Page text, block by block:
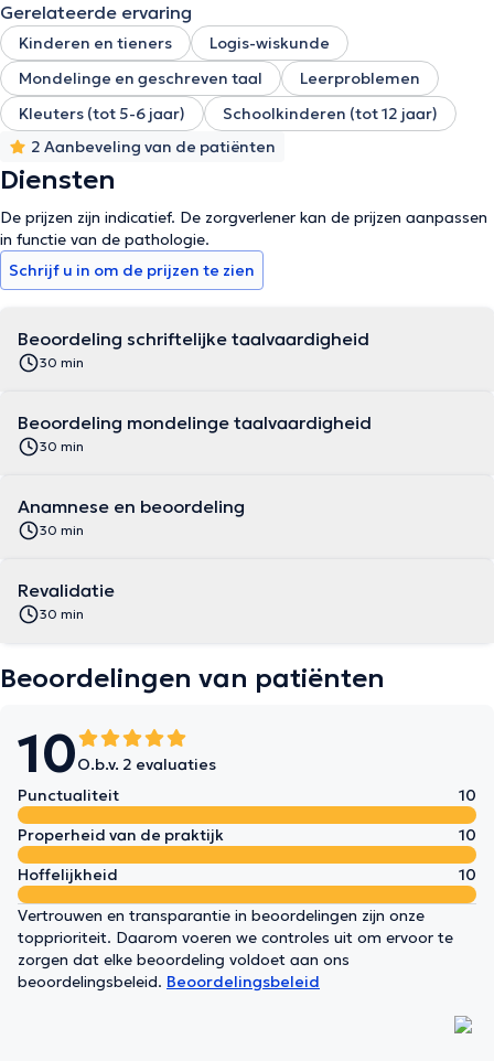
Gerelateerde ervaring
Kinderen en tieners
Logis-wiskunde
Mondelinge en geschreven taal
Leerproblemen
Kleuters (tot 5-6 jaar)
Schoolkinderen (tot 12 jaar)
2 Aanbeveling van de patiënten
Diensten
De prijzen zijn indicatief. De zorgverlener kan de prijzen aanpassen
in functie van de pathologie.
Schrijf u in om de prijzen te zien
Beoordeling schriftelijke taalvaardigheid
30 min
Beoordeling mondelinge taalvaardigheid
30 min
Anamnese en beoordeling
30 min
Revalidatie
30 min
Beoordelingen van patiënten
10O.b.v. 2 evaluaties
Punctualiteit
10
Properheid van de praktijk
10
Hoffelijkheid
10
Vertrouwen en transparantie in beoordelingen zijn onze
topprioriteit. Daarom voeren we controles uit om ervoor te
zorgen dat elke beoordeling voldoet aan ons
beoordelingsbeleid. Beoordelingsbeleid